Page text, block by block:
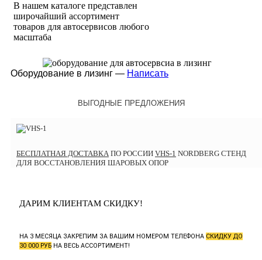
В нашем каталоге представлен
широчайший ассортимент
товаров для автосервисов любого
масштаба
Оборудование в лизинг — Написать
ВЫГОДНЫЕ ПРЕДЛОЖЕНИЯ
БЕСПЛАТНАЯ ДОСТАВКА ПО РОССИИ VHS-1 NORDBERG СТЕНД
ДЛЯ ВОССТАНОВЛЕНИЯ ШАРОВЫХ ОПОР
ДАРИМ КЛИЕНТАМ СКИДКУ!
НА 3 МЕСЯЦА ЗАКРЕПИМ ЗА ВАШИМ НОМЕРОМ ТЕЛЕФОНА СКИДКУ ДО
30 000 РУБ НА ВЕСЬ АССОРТИМЕНТ!